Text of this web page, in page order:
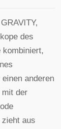
des
kombiniert,
anderen
mit der
zieht aus